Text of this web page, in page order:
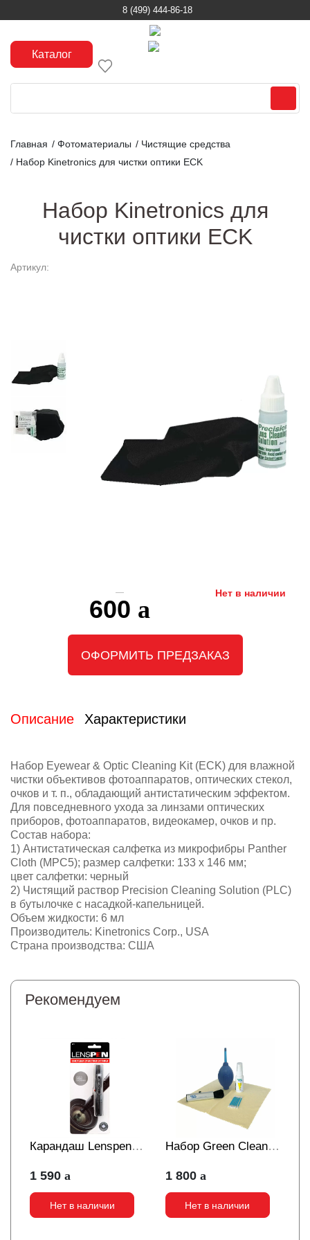
8 (499) 444-86-18
Каталог
Главная / Фотоматериалы / Чистящие средства
/ Набор Kinetronics для чистки оптики ECK
Набор Kinetronics для
чистки оптики ECK
Артикул:
Нет в наличии
600
ОФОРМИТЬ ПРЕДЗАКАЗ
Описание Характеристики
Набор Eyewear & Optic Cleaning Kit (ECK) для влажной
чистки объективов фотоаппаратов, оптических стекол,
очков и т. п., обладающий антистатическим эффектом.
Для повседневного ухода за линзами оптических
приборов, фотоаппаратов, видеокамер, очков и пр.
Состав набора:
1) Антистатическая салфетка из микрофибры Panther
Cloth (MPC5); размер салфетки: 133 х 146 мм;
цвет салфетки: черный
2) Чистящий раствор Precision Cleaning Solution (PLC)
в бутылочке с насадкой-капельницей.
Объем жидкости: 6 мл
Производитель: Kinetronics Corp., USA
Страна производства: США
Рекомендуем
Карандаш Lenspen
LP-1
1 590
Нет в наличии
Набор Green Clean
1 800
Нет в наличии